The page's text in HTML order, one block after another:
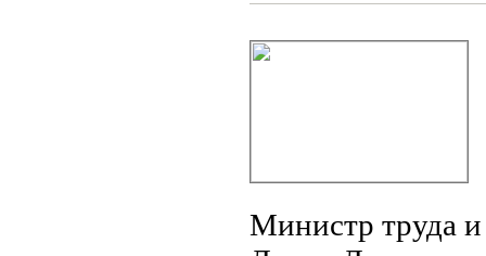
Министр труда и